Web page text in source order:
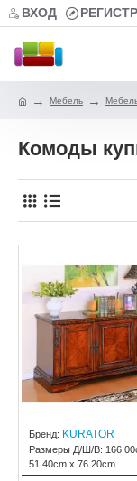
ВХОД
Мебель
Комоды
Бренд: KURATOR
Размеры Д/Ш/В:
51.40cm x 76.20cm